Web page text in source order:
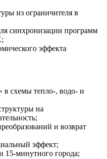
из ограничителя в
синхронизации программ
эффекта
в схемы тепло-, водо- и
на
и возврат
эффект;
минутного города;